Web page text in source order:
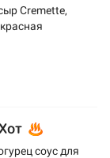
Cremette,
соус для